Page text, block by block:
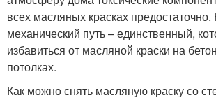
всех масляных красках предостаточно.
механический путь – единственный,
избавиться от масляной краски на
потолках.
Как можно снять масляную краску со